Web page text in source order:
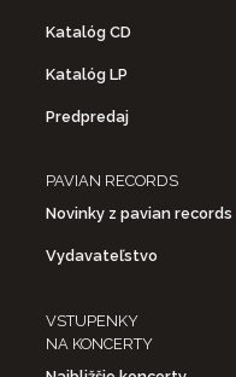
Katalóg CD
Katalóg LP
Predpredaj
PAVIAN RECORDS
Novinky z pavian records
Vydavateľstvo
VSTUPENKY
NA KONCERTY